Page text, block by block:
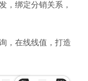
，绑定分销关系，
，在线线值，打造